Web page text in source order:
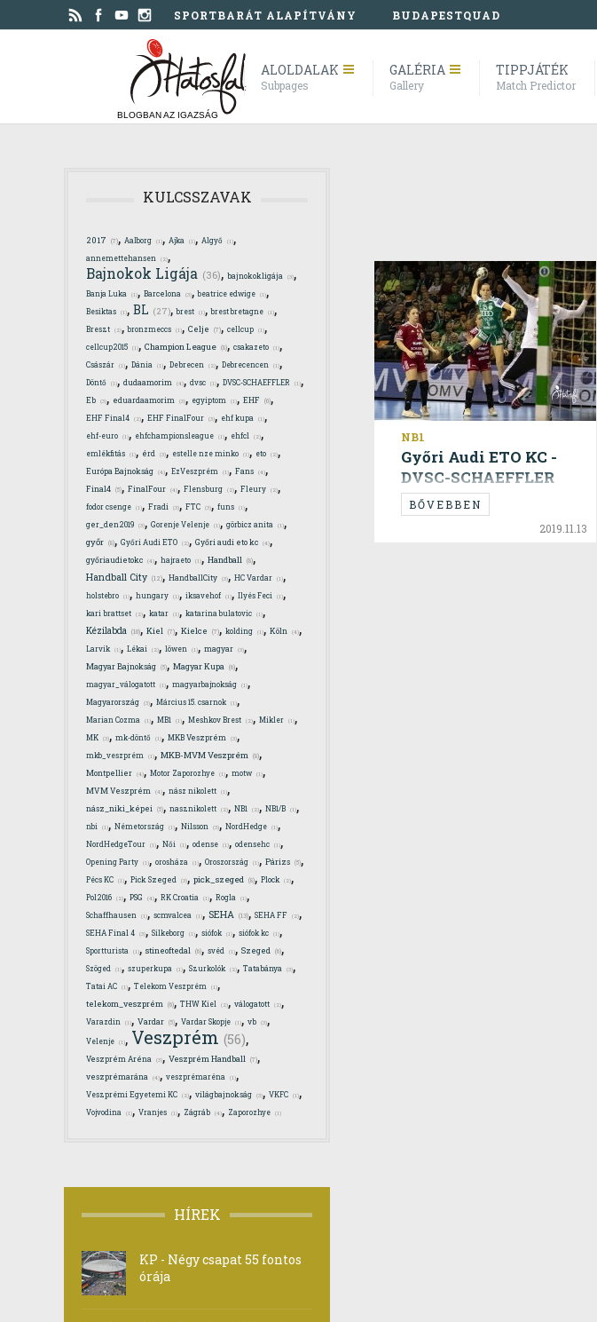
SPORTBARÁT ALAPÍTVÁNY BUDAPESTQUAD
BLOGBAN AZ IGAZSÁG
ALOLDALAK
Subpages
GALÉRIA
Gallery
TIPPJÁTÉK
Match Predictor
NB1
Győri Audi ETO KC -
DVSC-SCHAEFFLER
36-28
BŐVEBBEN
2019.11.13
KULCSSZAVAK
2017 (7), Aalborg (1), Ajka (1), Algyő (1),
annemettehansen (2),
Bajnokok Ligája (36), bajnokokligája (3),
Banja Luka (1), Barcelona (3),beatrice edwige (1),
Besiktas (1), BL (27),brest (1),brest bretagne (1),
Breszt (2),bronzmeccs (1), Celje (7), cellcup (1),
cellcup2015 (1), Champion League (8), csakazeto (1),
Császár (1), Dánia (1), Debrecen (2), Debrecencen (1),
Döntő (1), dudaamorim (4), dvsc (1), DVSC-SCHAEFFLER (1),
Eb (3), eduardaamorim (3), egyiptom (1), EHF (6),
EHF Final4 (2), EHF FinalFour (3), ehf kupa (1),
ehf-euro (1), ehfchampionsleague (1), ehfcl (2),
emlékfitás (1), érd (3), estelle nze minko (1), eto (2),
Európa Bajnokság (4), EzVeszprém (1), Fans (4),
Final4 (5), FinalFour (4), Flensburg (2), Fleury (2),
fodor csenge (1), Fradi (3), FTC (3), funs (1),
ger_den2019 (3), Gorenje Velenje (1), görbicz anita (1),
győr (8), Győri Audi ETO (2), Győri audi eto kc (4),
győriaudietokc (4), hajraeto (1), Handball (8),
Handball City (12), HandballCity (3), HC Vardar (1),
holstebro (1), hungary (1), iksavehof (1), Ilyés Feci (1),
kari brattset (2), katar (1), katarina bulatovic (1),
Kézilabda (10), Kiel (7), Kielce (7), kolding (1), Köln (4),
Larvik (1), Lékai (2), löwen (1), magyar (3),
Magyar Bajnokság (5), Magyar Kupa (6),
magyar_válogatott (1), magyarbajnokság (1),
Magyarország (3), Március 15. csarnok (1),
Marian Cozma (1), MB1 (1), Meshkov Brest (2), Mikler (1),
MK (3), mk-döntő (1), MKB Veszprém (3),
mkb_veszprém (1), MKB-MVM Veszprém (8),
Montpellier (4), Motor Zaporozhye (1), motw (1),
MVM Veszprém (4), nász nikolett (1),
nász_niki_képei (5), nasznikolett (2), NB1 (2), NB1/B (1),
nbi (1), Németország (1), Nilsson (3), NordHedge (1),
NordHedgeTour (1), Női (1), odense (1), odensehc (1),
Opening Party (1), orosháza (1), Oroszország (1), Párizs (5),
Pécs KC (1), Pick Szeged (3), pick_szeged (8), Plock (2),
Pol2016 (2), PSG (4), RK Croatia (1), Rogla (1),
Schaffhausen (1), scmvalcea (1), SEHA (13), SEHA FF (2),
SEHA Final 4 (3), Silkeborg (1), siófok (1), siófok kc (1),
Sportturista (1), stineoftedal (6), svéd (1), Szeged (6),
Szöged (1), szuperkupa (1), Szurkolók (2), Tatabánya (3),
Tatai AC (1), Telekom Veszprém (1),
telekom_veszprém (6), THW Kiel (2), válogatott (2),
Varazdin (1), Vardar (5), Vardar Skopje (1), vb (3),
Velenje (1), Veszprém (56),
Veszprém Aréna (3), Veszprém Handball (7),
veszprémarána (4), veszprémaréna (1),
Veszprémi Egyetemi KC (2), világbajnokság (3), VKFC (1),
Vojvodina (1), Vranjes (1), Zágráb (4), Zaporozhye (1)
HÍREK
KP - Négy csapat 55 fontos
órája